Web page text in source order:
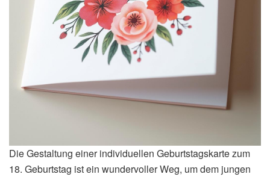
Die Gestaltung einer individuellen Geburtstagskarte zum
18. Geburtstag ist ein wundervoller Weg, um dem jungen